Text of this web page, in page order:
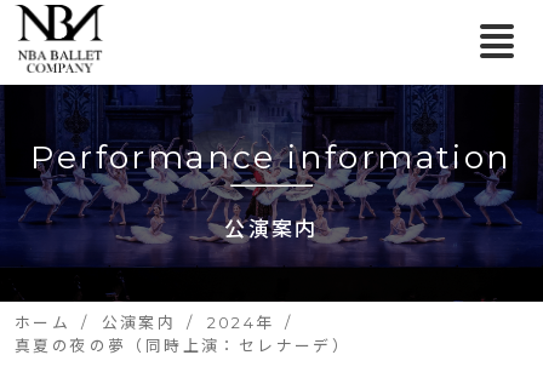
Performance information
公演案内
ホーム 公演案内
2024年
真夏の夜の夢（同時上演：セレナーデ）